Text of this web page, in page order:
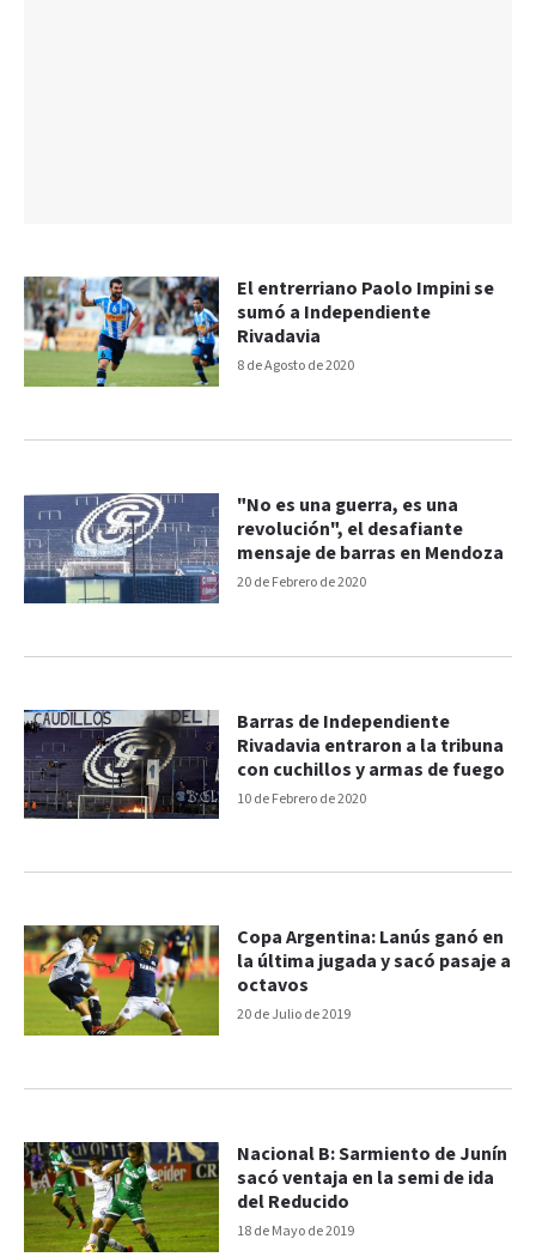
8 de Agosto de 2020
El entrerriano Paolo Impini se
sumó a Independiente
Rivadavia
20 de Febrero de 2020
"No es una guerra, es una
revolución", el desafiante
mensaje de barras en Mendoza
10 de Febrero de 2020
Barras de Independiente
Rivadavia entraron a la tribuna
con cuchillos y armas de fuego
20 de Julio de 2019
Copa Argentina: Lanús ganó en
la última jugada y sacó pasaje a
octavos
18 de Mayo de 2019
Nacional B: Sarmiento de Junín
sacó ventaja en la semi de ida
del Reducido